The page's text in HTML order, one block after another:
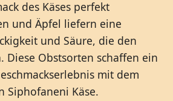
des Käses perfekt
und Äpfel liefern eine
und Säure, die den
Diese Obstsorten schaffen ein
mit dem
Siphofaneni Käse.